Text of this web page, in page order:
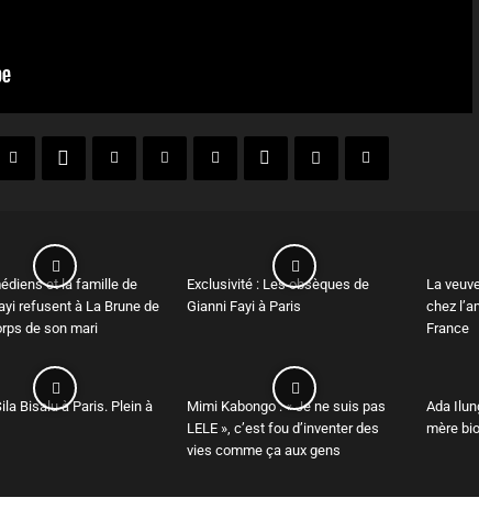
et la famille de
refusent à La Brune de
de son mari
Exclusivité : Les obsèques de
Gianni Fayi à Paris
La
chez
France
Bisalu à Paris. Plein à
Mimi Kabongo : « Je ne suis pas
LELE », c’est fou d’inventer des
vies comme ça aux gens
Ada
mère